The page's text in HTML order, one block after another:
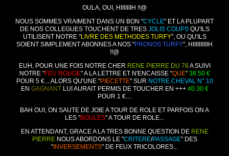
OULA, OUI, HIIIIIIIH !!@
NOUS SOMMES VRAIMENT DANS UN BON "CYCLE" ET LA PLUPART
DE NOS COLLEGUES TOUCHENT DE TRESJOLIS COUPSQU'ILS
UTILISENT NOTRE "LIVRE DES METHODES TURFY", OU QU'ILS
SOIENT SIMPLEMENT ABONNES A NOS "PRONOS TURFY", HIIIIIIIIIIH
!!@
EUH, POUR UNE FOIS NOTRE CHER RENE PIERRE DU 76 A SUIVI
NOTRE "FEU ROUGE" A LA LETTRE ET N'ENCAISSE "QUE" 38.50 €
POUR 5 €....ALORS QU'UNE "PIECETTE" SUR NOTRE CHEVAL N° 10
EN GAGNANTLUI AURAIT PERMIS DE TOUCHER EN +++ 40.30 €
POUR 1 €....
BAH OUI, ON SAUTE DE JOIE A TOUR DE ROLE ET PARFOIS ON A
LES "BOULES" A TOUR DE ROLE...
EN ATTENDANT, GRACE A LA TRES BONNE QUESTION DE RENE
PIERRENOUS ABORDONS LE "CRITERE/PASSAGE" DES
" INVERSEMENTS" DE FEUX TRICOLORES...